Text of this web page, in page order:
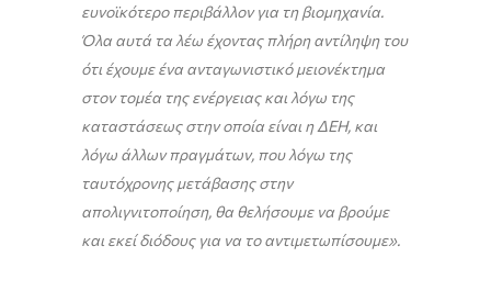
ευνοϊκότερο περιβάλλον για τη βιομηχανία.
Όλα αυτά τα λέω έχοντας πλήρη αντίληψη του
ότι έχουμε ένα ανταγωνιστικό μειονέκτημα
στον τομέα της ενέργειας και λόγω της
καταστάσεως στην οποία είναι η ΔΕΗ, και
λόγω άλλων πραγμάτων, που λόγω της
ταυτόχρονης μετάβασης στην
απολιγνιτοποίηση, θα θελήσουμε να βρούμε
και εκεί διόδους για να το αντιμετωπίσουμε».